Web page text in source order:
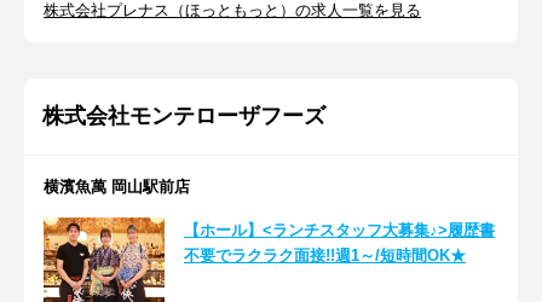
株式会社プレナス（ほっともっと）の求人一覧を見る
株式会社モンテローザフーズ
横濱魚萬 岡山駅前店
【ホール】<ランチスタッフ大募集♪>履歴書
不要でラクラク面接!!週1～/短時間OK★